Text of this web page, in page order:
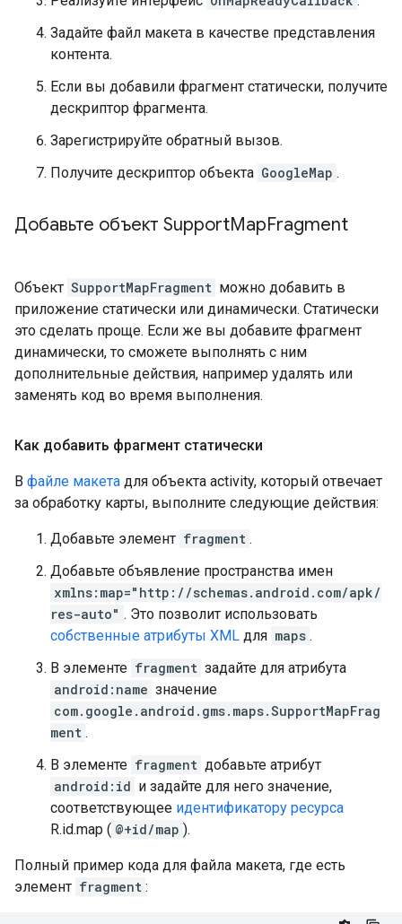
Задайте файл макета в качестве представления
контента.
Если вы добавили фрагмент статически, получите
дескриптор фрагмента.
Зарегистрируйте обратный вызов.
Получите дескриптор объекта GoogleMap .
Добавьте объект SupportMapFragment
Объект SupportMapFragment можно добавить в
приложение статически или динамически. Статически
это сделать проще. Если же вы добавите фрагмент
динамически, то сможете выполнять с ним
дополнительные действия, например удалять или
заменять код во время выполнения.
Как добавить фрагмент статически
В файле макета для объекта activity, который отвечает
за обработку карты, выполните следующие действия:
Добавьте элемент fragment .
Добавьте объявление пространства имен
xmlns:map="http://schemas.android.com/apk/
res-auto" . Это позволит использовать
собственные атрибуты XML для maps .
В элементе fragment задайте для атрибута
android:name значение
com.google.android.gms.maps.SupportMapFrag
ment .
В элементе fragment добавьте атрибут
android:id и задайте для него значение,
соответствующее идентификатору ресурса
R.id.map ( @+id/map ).
Полный пример кода для файла макета, где есть
элемент fragment :